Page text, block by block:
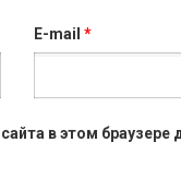
E-mail*
в этом